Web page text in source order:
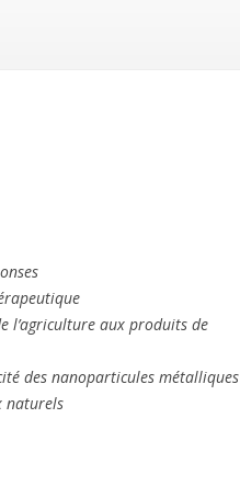
l’agriculture aux produits de
des nanoparticules métalliques
naturels